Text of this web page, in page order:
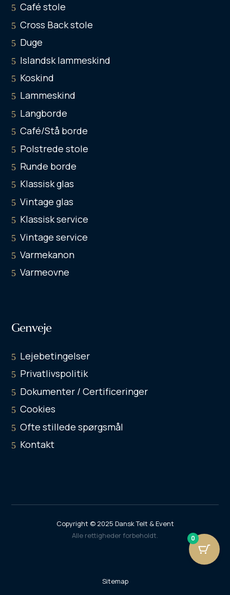
Café stole
Cross Back stole
Duge
Islandsk lammeskind
Koskind
Lammeskind
Langborde
Café/Stå borde
Polstrede stole
Runde borde
Klassisk glas
Vintage glas
Klassisk service
Vintage service
Varmekanon
Varmeovne
Genveje
Lejebetingelser
Privatlivspolitik
Dokumenter / Certificeringer
Cookies
Ofte stillede spørgsmål
Kontakt
Copyright © 2025 Dansk Telt & Event
Alle rettigheder forbeholdt.
Sitemap
0